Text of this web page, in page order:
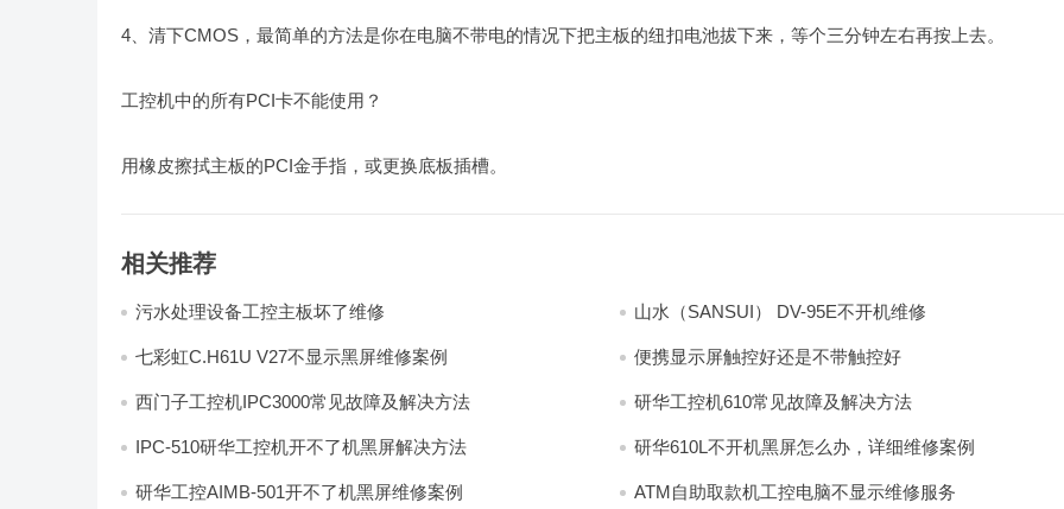
4、清下CMOS，最简单的方法是你在电脑不带电的情况下把主板的纽扣电池拔下来，等个三分钟左右再按上去。
工控机中的所有PCI卡不能使用？
用橡皮擦拭主板的PCI金手指，或更换底板插槽。
相关推荐
污水处理设备工控主板坏了维修 山水（SANSUI） DV-95E不开机维修
七彩虹C.H61U V27不显示黑屏维修案例 便携显示屏触控好还是不带触控好
西门子工控机IPC3000常见故障及解决方法 研华工控机610常见故障及解决方法
IPC-510研华工控机开不了机黑屏解决方法 研华610L不开机黑屏怎么办，详细维修案例
研华工控AIMB-501开不了机黑屏维修案例 ATM自助取款机工控电脑不显示维修服务